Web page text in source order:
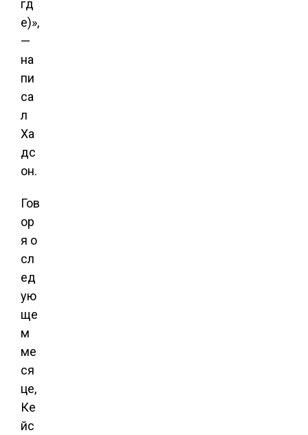
гд
е)»,
—
на
пи
са
л
Ха
дс
он.
Гов
ор
я о
сл
ед
ую
ще
м
ме
ся
це,
Ке
йс